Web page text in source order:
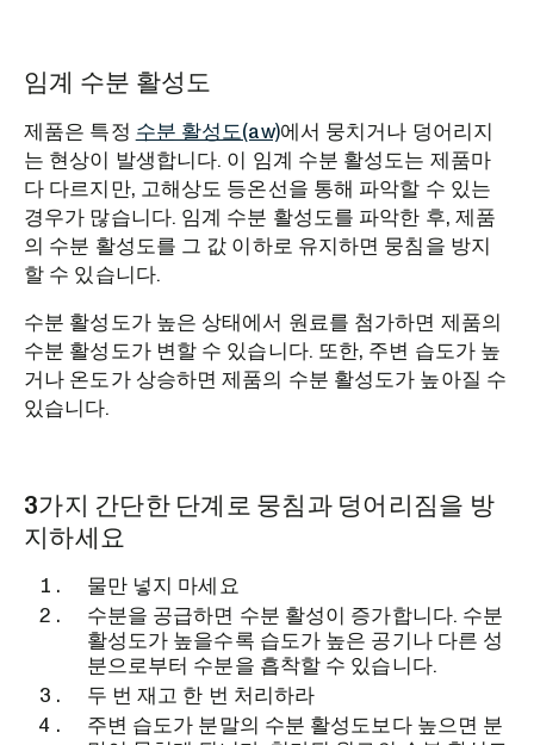
임계 수분 활성도
제품은 특정 수분 활성도(aw)에서 뭉치거나 덩어리지
는 현상이 발생합니다. 이 임계 수분 활성도는 제품마
다 다르지만, 고해상도 등온선을 통해 파악할 수 있는
경우가 많습니다. 임계 수분 활성도를 파악한 후, 제품
의 수분 활성도를 그 값 이하로 유지하면 뭉침을 방지
할 수 있습니다.
수분 활성도가 높은 상태에서 원료를 첨가하면 제품의
수분 활성도가 변할 수 있습니다. 또한, 주변 습도가 높
거나 온도가 상승하면 제품의 수분 활성도가 높아질 수
있습니다.
3가지 간단한 단계로 뭉침과 덩어리짐을 방
지하세요
물만 넣지 마세요
수분을 공급하면 수분 활성이 증가합니다. 수분
활성도가 높을수록 습도가 높은 공기나 다른 성
분으로부터 수분을 흡착할 수 있습니다.
두 번 재고 한 번 처리하라
주변 습도가 분말의 수분 활성도보다 높으면 분